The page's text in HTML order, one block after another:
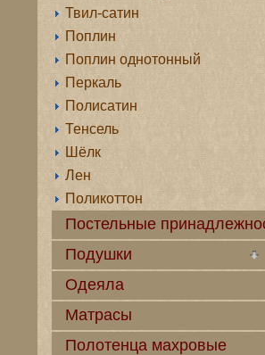
Твил-сатин
Поплин
Поплин однотонный
Перкаль
Полисатин
Тенсель
Шёлк
Лен
Поликоттон
Постельные
Подушки
Одеяла
Матрасы
Полотенца махровые